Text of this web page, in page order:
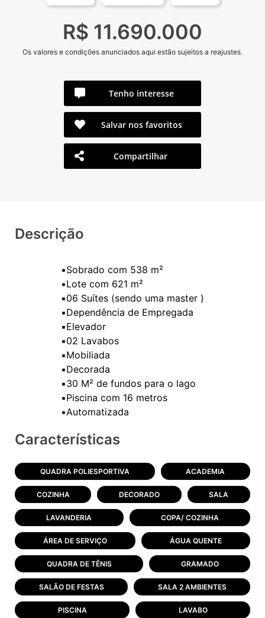
R$ 11.690.000
Os valores e condições anunciados aqui estão sujeitos a reajustes.
Tenho interesse
Salvar nos favoritos
Compartilhar
Descrição
▪️Sobrado com 538 m²
▪️Lote com 621 m²
▪️06 Suítes (sendo uma master )
▪️Dependência de Empregada
▪️Elevador
▪️02 Lavabos
▪️Mobiliada
▪️Decorada
▪️30 M² de fundos para o lago
▪️Piscina com 16 metros
Características
QUADRA POLIESPORTIVA ACADEMIA
COZINHA DECORADO SALA
LAVANDERIA COPA/ COZINHA
ÁREA DE SERVIÇO ÁGUA QUENTE
QUADRA DE TÊNIS GRAMADO
SALÃO DE FESTAS SALA 2 AMBIENTES
PISCINA LAVABO